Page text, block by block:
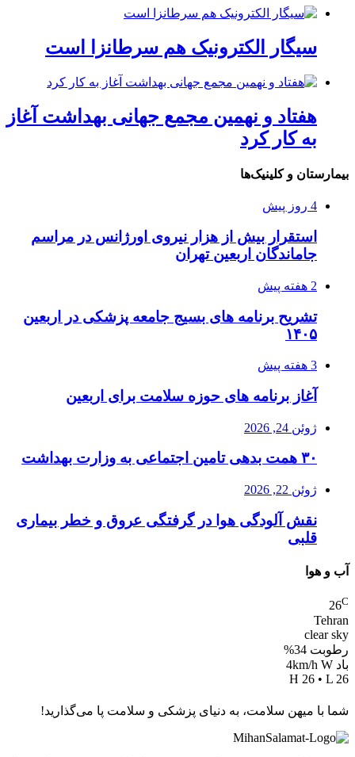
سیگار الکترونیک هم سرطانزا است
هفتاد و نهمین مجمع جهانی بهداشت آغاز
به کار کرد
بیمارستان و کلینیک‌ها
4 روز پیش
استقرار بیش از هزار نیروی اورژانس در مراسم
جاماندگان اربعین تهران
2 هفته پیش
تشریح برنامه های بسیج جامعه پزشکی در اربعین
۱۴۰۵
3 هفته پیش
آغاز برنامه های حوزه سلامت برای اربعین
ژوئن 24, 2026
۳۰ همت بدهی تامین اجتماعی به وزارت بهداشت
ژوئن 22, 2026
نقش آلودگی هوا در گرفتگی عروق و خطر بیماری
قلبی
آب و هوا
26C
Tehran
clear sky
رطوبت 34%
باد 4km/h W
H 26 • L 26
شما با میهن سلامت، به دنیای پزشکی و سلامت پا می‌گذارید!